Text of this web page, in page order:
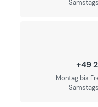
+49
Montag bis